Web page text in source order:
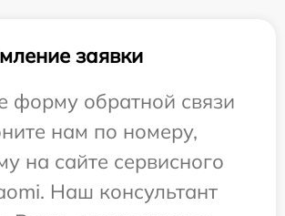
заявки
форму обратной связи
нам по номеру,
на сайте сервисного
Наш консультант